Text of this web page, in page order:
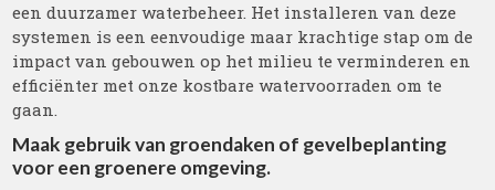
een duurzamer waterbeheer. Het installeren van deze
systemen is een eenvoudige maar krachtige stap om de
impact van gebouwen op het milieu te verminderen en
efficiënter met onze kostbare watervoorraden om te
gaan.
Maak gebruik van groendaken of gevelbeplanting
voor een groenere omgeving.